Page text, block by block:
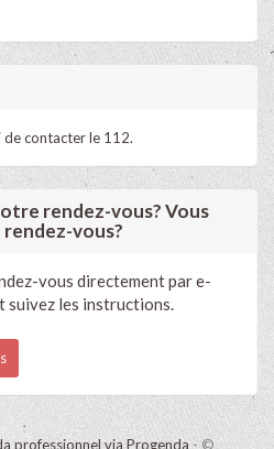
de contacter le 112.
rendez-vous? Vous
vous?
vous directement par e-
suivez les instructions.
professionnel via Progenda- ©